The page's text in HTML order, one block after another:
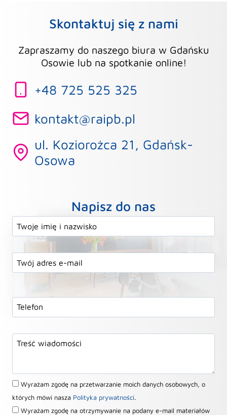
Skontaktuj się z nami
Zapraszamy do naszego biura w Gdańsku
Osowie lub na spotkanie online!
+48 725 525 325
kontakt@raipb.pl
ul. Koziorożca 21, Gdańsk-
Osowa
Napisz do nas
Wyrażam zgodę na przetwarzanie moich danych osobowych, o
których mówi nasza Polityka prywatności.
Wyrażam zgodę na otrzymywanie na podany e-mail materiałów